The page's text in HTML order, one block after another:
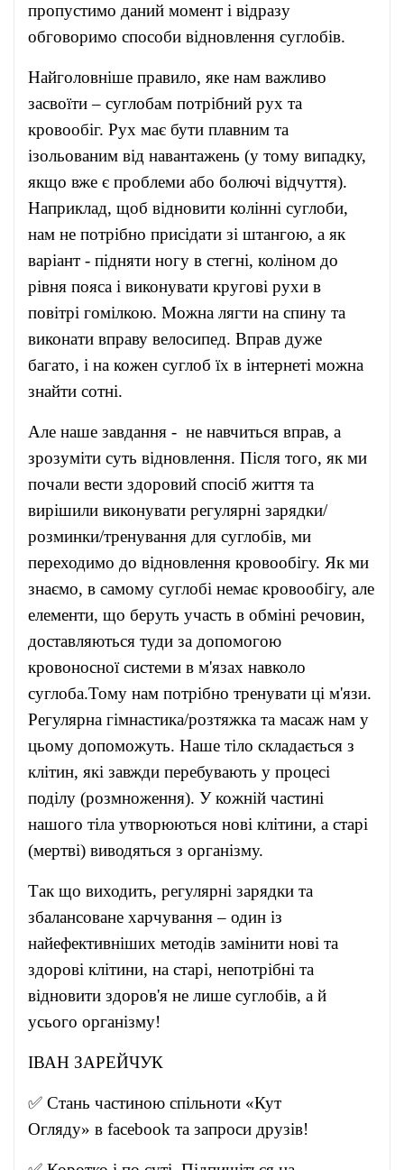
пропустимо даний момент і відразу
обговоримо способи відновлення суглобів.
Найголовніше правило, яке нам важливо
засвоїти – суглобам потрібний рух та
кровообіг. Рух має бути плавним та
ізольованим від навантажень (у тому випадку,
якщо вже є проблеми або болючі відчуття).
Наприклад, щоб відновити колінні суглоби,
нам не потрібно присідати зі штангою, а як
варіант - підняти ногу в стегні, коліном до
рівня пояса і виконувати кругові рухи в
повітрі гомілкою. Можна лягти на спину та
виконати вправу велосипед. Вправ дуже
багато, і на кожен суглоб їх в інтернеті можна
знайти сотні.
Але наше завдання - не навчиться вправ, а
зрозуміти суть відновлення. Після того, як ми
почали вести здоровий спосіб життя та
вирішили виконувати регулярні зарядки/
розминки/тренування для суглобів, ми
переходимо до відновлення кровообігу. Як ми
знаємо, в самому суглобі немає кровообігу, але
елементи, що беруть участь в обміні речовин,
доставляються туди за допомогою
кровоносної системи в м'язах навколо
суглоба.Тому нам потрібно тренувати ці м'язи.
Регулярна гімнастика/розтяжка та масаж нам у
цьому допоможуть. Наше тіло складається з
клітин, які завжди перебувають у процесі
поділу (розмноження). У кожній частині
нашого тіла утворюються нові клітини, а старі
(мертві) виводяться з організму.
Так що виходить, регулярні зарядки та
збалансоване харчування – один із
найефективніших методів замінити нові та
здорові клітини, на старі, непотрібні та
відновити здоров'я не лише суглобів, а й
усього організму!
ІВАН ЗАРЕЙЧУК
✅ Стань частиною спільноти «Кут
Огляду» в facebook та запроси друзів!